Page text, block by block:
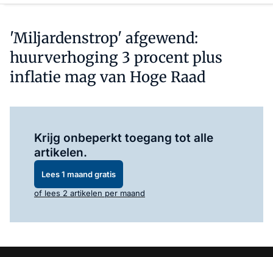
'Miljardenstrop' afgewend:
huurverhoging 3 procent plus
inflatie mag van Hoge Raad
Krijg onbeperkt toegang tot alle
artikelen.
Lees 1 maand gratis
of lees 2 artikelen per maand